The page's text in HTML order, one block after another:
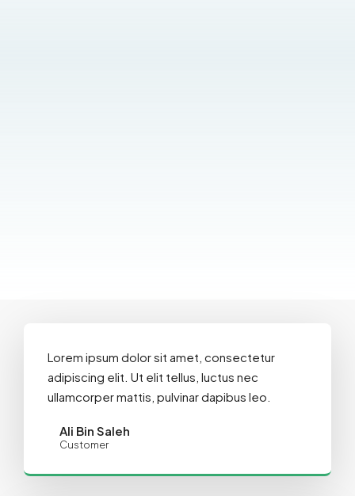
Lorem ipsum dolor sit amet, consectetur
adipiscing elit. Ut elit tellus, luctus nec
ullamcorper mattis, pulvinar dapibus leo.
Ali Bin Saleh
Customer